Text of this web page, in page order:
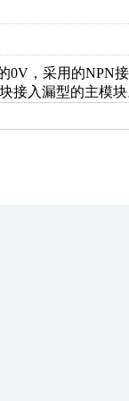
，采用的NPN
接入漏型的主模块